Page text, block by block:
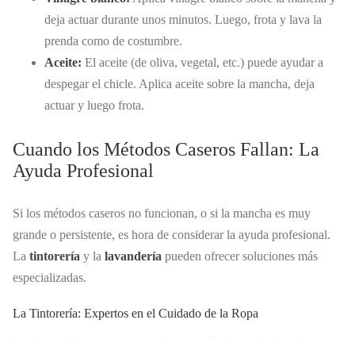
deja actuar durante unos minutos. Luego, frota y lava la
prenda como de costumbre.
Aceite: El aceite (de oliva, vegetal, etc.) puede ayudar a
despegar el chicle. Aplica aceite sobre la mancha, deja
actuar y luego frota.
Cuando los Métodos Caseros Fallan: La
Ayuda Profesional
Si los métodos caseros no funcionan, o si la mancha es muy
grande o persistente, es hora de considerar la ayuda profesional.
La tintorería y la lavandería pueden ofrecer soluciones más
especializadas.
La Tintorería: Expertos en el Cuidado de la Ropa